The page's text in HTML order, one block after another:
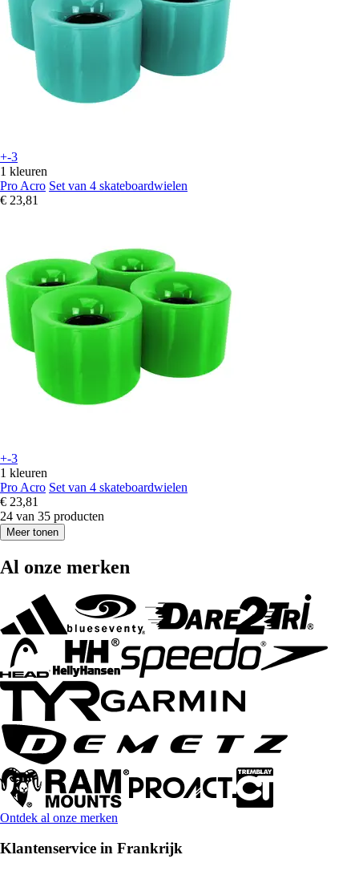
+-3
1 kleuren
Pro Acro Set van 4 skateboardwielen
€ 23,81
+-3
1 kleuren
Pro Acro Set van 4 skateboardwielen
€ 23,81
24 van 35 producten
Meer tonen
Al onze merken
Ontdek al onze merken
Klantenservice in Frankrijk